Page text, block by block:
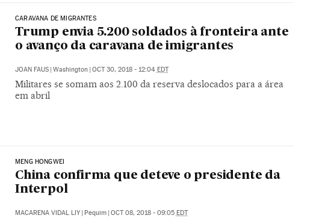
CARAVANA DE MIGRANTES
Trump envia 5.200 soldados à fronteira ante
o avanço da caravana de imigrantes
JOAN FAUS | Washington | OCT 30, 2018 - 12:04 EDT
Militares se somam aos 2.100 da reserva deslocados para a área
em abril
MENG HONGWEI
China confirma que deteve o presidente da
Interpol
MACARENA VIDAL LIY Pequim OCT 08, 2018 - 09:05 EDT